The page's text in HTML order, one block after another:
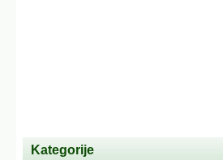
Kategorije